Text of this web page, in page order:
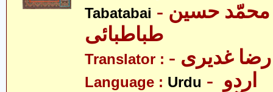
Tabatabai - آیت اللہ محمّد حسین
طباطبائی
Translator : رضا غدیری
Language : Urdu